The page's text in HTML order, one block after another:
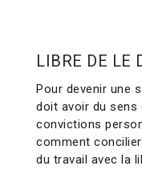
LIBRE DE LE
Pour devenir une
doit avoir du sens
convictions
comment
du travail avec la